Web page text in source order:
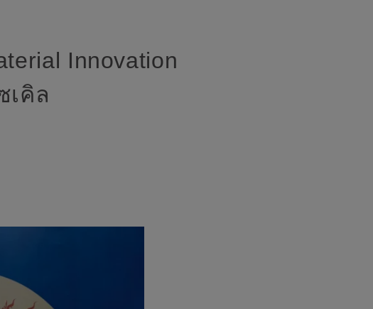
Innovation
เคิล